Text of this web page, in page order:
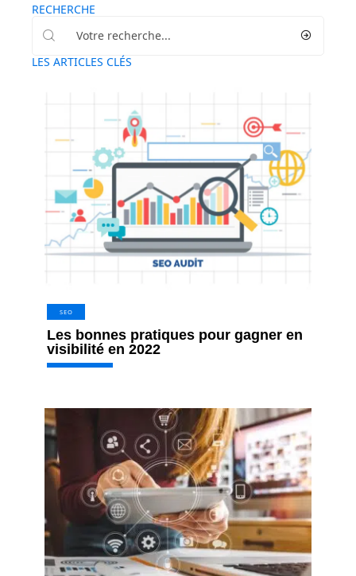
RECHERCHE
LES ARTICLES CLÉS
SEO
Les bonnes pratiques pour gagner en
visibilité en 2022